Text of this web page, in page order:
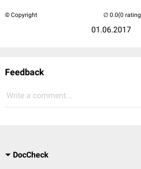
© Copyright
01.06.2017
(0
Feedback
Write a comment...
DocCheck